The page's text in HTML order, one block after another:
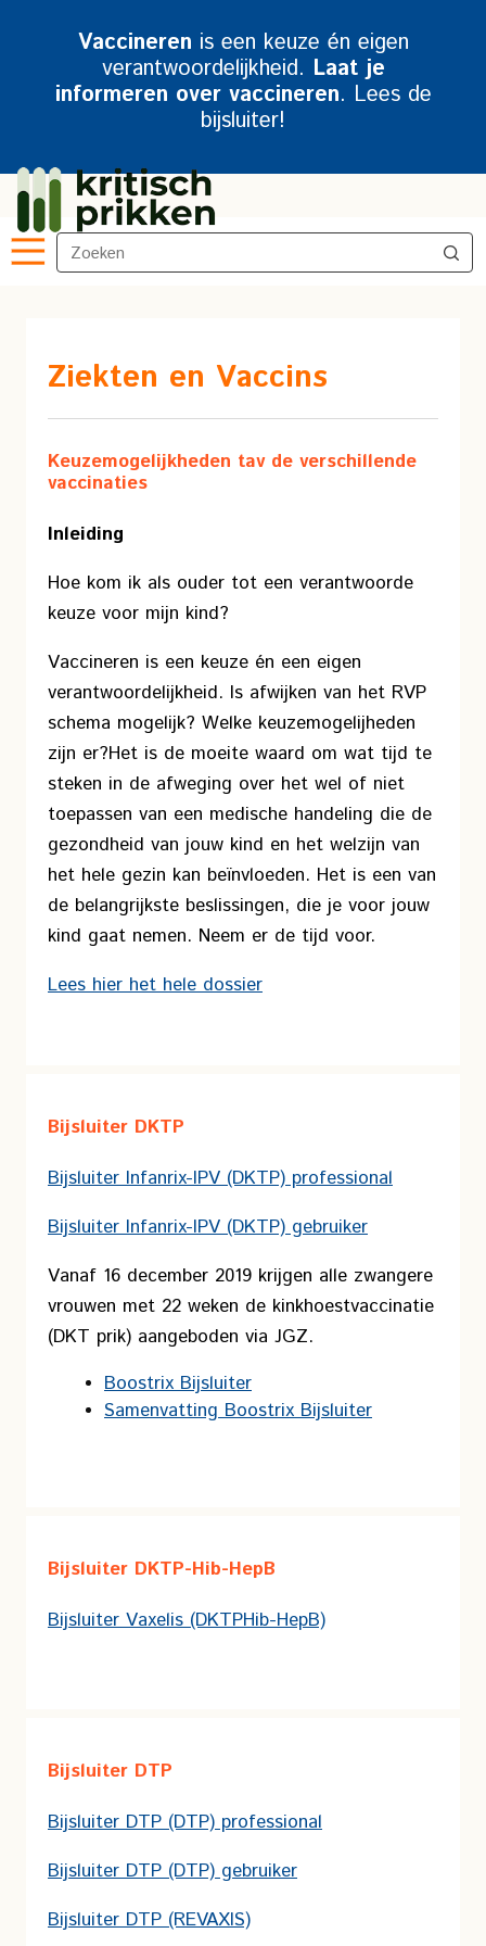
Vaccineren is een keuze én eigen
verantwoordelijkheid. Laat je
informeren over vaccineren. Lees de
bijsluiter!
Ziekten en Vaccins
Keuzemogelijkheden tav de verschillende
vaccinaties
Inleiding
Hoe kom ik als ouder tot een verantwoorde
keuze voor mijn kind?
Vaccineren is een keuze én een eigen
verantwoordelijkheid. Is afwijken van het RVP
schema mogelijk? Welke keuzemogelijheden
zijn er?Het is de moeite waard om wat tijd te
steken in de afweging over het wel of niet
toepassen van een medische handeling die de
gezondheid van jouw kind en het welzijn van
het hele gezin kan beïnvloeden. Het is een van
de belangrijkste beslissingen, die je voor jouw
kind gaat nemen. Neem er de tijd voor.
Lees hier het hele dossier
Bijsluiter DKTP
Bijsluiter Infanrix-IPV (DKTP) professional
Bijsluiter Infanrix-IPV (DKTP) gebruiker
Vanaf 16 december 2019 krijgen alle zwangere
vrouwen met 22 weken de kinkhoestvaccinatie
(DKT prik) aangeboden via JGZ.
Boostrix Bijsluiter
Samenvatting Boostrix Bijsluiter
Bijsluiter DKTP-Hib-HepB
Bijsluiter Vaxelis (DKTPHib-HepB)
Bijsluiter DTP
Bijsluiter DTP (DTP) professional
Bijsluiter DTP (DTP) gebruiker
Bijsluiter DTP (REVAXIS)